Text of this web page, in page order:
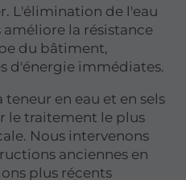
L'élimination de l'eau
la résistance
du bâtiment,
d'énergie immédiates.
teneur en eau et en sels
le traitement le plus
Nous intervenons
anciennes en
plus récents